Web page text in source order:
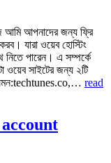
আপনাদের জন্য ফ্রি
যারা ওয়েব হোস্টিং
নিতে পারেন। এ সম্পর্কে
সাইটের জন্য ২টি
read
account